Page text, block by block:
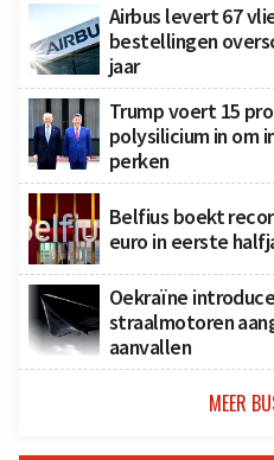
Airbus levert 67
bestellingen
jaar
Trump voert 15
polysilicium in om
perken
Belfius boekt
euro in eerste
Oekraïne
straalmotoren
aanvallen
MEER